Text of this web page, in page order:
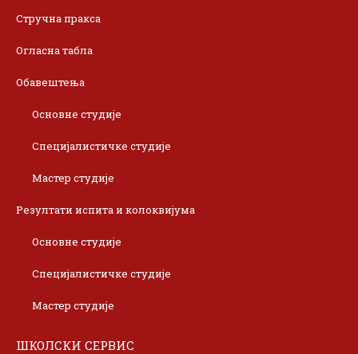
Стручна пракса
Огласна табла
Обавештења
Основне студије
Специјалистичке студије
Мастер студије
Резултати испита и колоквијума
Основне студије
Специјалистичке студије
Мастер студије
ШКОЛСКИ СЕРВИС